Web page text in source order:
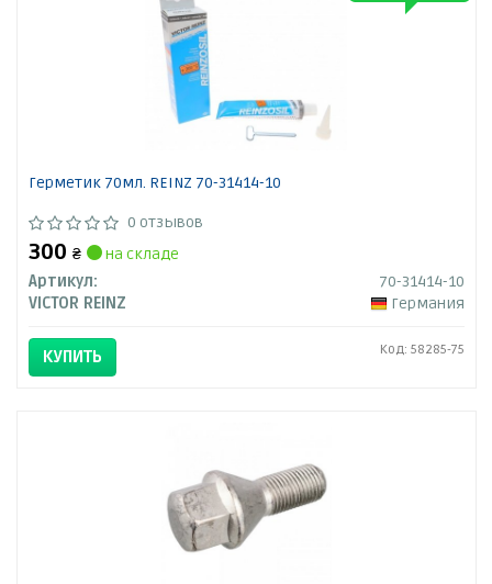
Герметик 70мл. REINZ 70-31414-10
0 отзывов
300 ₴
на складе
Артикул:
70-31414-10
VICTOR REINZ
Германия
КУПИТЬ Код: 58285-75